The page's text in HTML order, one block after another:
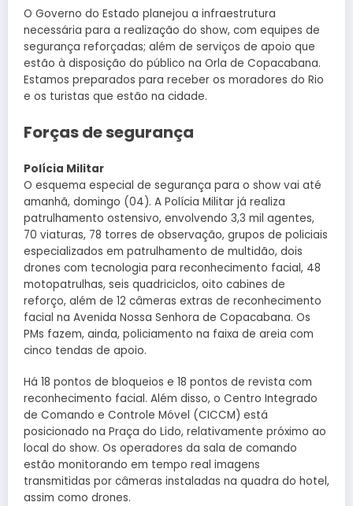
O Governo do Estado planejou a infraestrutura
necessária para a realização do show, com equipes de
segurança reforçadas; além de serviços de apoio que
estão à disposição do público na Orla de Copacabana.
Estamos preparados para receber os moradores do Rio
e os turistas que estão na cidade.
Forças de segurança
Polícia Militar
O esquema especial de segurança para o show vai até
amanhã, domingo (04). A Polícia Militar já realiza
patrulhamento ostensivo, envolvendo 3,3 mil agentes,
70 viaturas, 78 torres de observação, grupos de policiais
especializados em patrulhamento de multidão, dois
drones com tecnologia para reconhecimento facial, 48
motopatrulhas, seis quadriciclos, oito cabines de
reforço, além de 12 câmeras extras de reconhecimento
facial na Avenida Nossa Senhora de Copacabana. Os
PMs fazem, ainda, policiamento na faixa de areia com
cinco tendas de apoio.
Há 18 pontos de bloqueios e 18 pontos de revista com
reconhecimento facial. Além disso, o Centro Integrado
de Comando e Controle Móvel (CICCM) está
posicionado na Praça do Lido, relativamente próximo ao
local do show. Os operadores da sala de comando
estão monitorando em tempo real imagens
transmitidas por câmeras instaladas na quadra do hotel,
assim como drones.